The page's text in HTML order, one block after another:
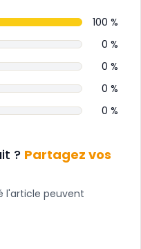
100 %
0 %
0 %
0 %
0 %
? Partagez vos
l'article peuvent